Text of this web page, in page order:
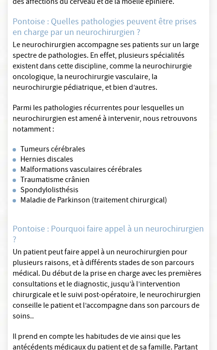
des affections du cerveau et de la moelle épinière.
Pontoise : Quelles pathologies peuvent être prises
en charge par un neurochirurgien ?
Le neurochirurgien accompagne ses patients sur un large
spectre de pathologies. En effet, plusieurs spécialités
existent dans cette discipline, comme la neurochirurgie
oncologique, la neurochirurgie vasculaire, la
neurochirurgie pédiatrique, et bien d’autres.
Parmi les pathologies récurrentes pour lesquelles un
neurochirurgien est amené à intervenir, nous retrouvons
notamment :
Tumeurs cérébrales
Hernies discales
Malformations vasculaires cérébrales
Traumatisme crânien
Spondylolisthésis
Maladie de Parkinson (traitement chirurgical)
Pontoise : Pourquoi faire appel à un neurochirurgien
?
Un patient peut faire appel à un neurochirurgien pour
plusieurs raisons, et à différents stades de son parcours
médical. Du début de la prise en charge avec les premières
consultations et le diagnostic, jusqu’à l’intervention
chirurgicale et le suivi post-opératoire, le neurochirurgien
conseille le patient et l’accompagne dans son parcours de
soins..
Il prend en compte les habitudes de vie ainsi que les